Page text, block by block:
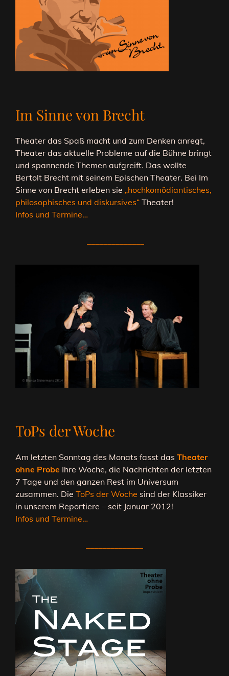
Im Sinne von Brecht
Theater das Spaß macht und zum Denken anregt,
Theater das aktuelle Probleme auf die Bühne bringt
und spannende Themen aufgreift. Das wollte
Bertolt Brecht mit seinem Epischen Theater. Bei Im
Sinne von Brecht erleben sie „hochkomödiantisches,
philosophisches und diskursives“ Theater!
Infos und Termine…
ToPs der Woche
Am letzten Sonntag des Monats fasst das Theater
ohne Probe Ihre Woche, die Nachrichten der letzten
7 Tage und den ganzen Rest im Universum
zusammen. Die ToPs der Woche sind der Klassiker
in unserem Reportiere – seit Januar 2012!
Infos und Termine…